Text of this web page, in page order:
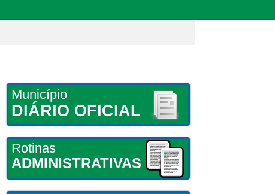
Município
DIÁRIO OFICIAL
Rotinas
ADMINISTRATIVAS